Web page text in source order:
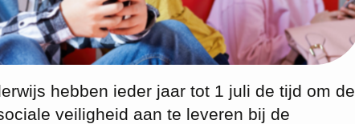
hebben ieder jaar tot 1 juli de tijd om de
veiligheid aan te leveren bij de